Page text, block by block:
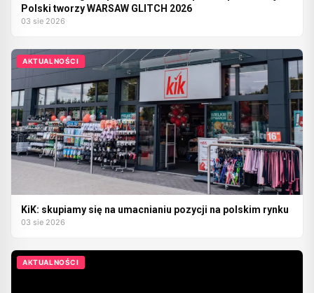
Polski tworzy WARSAW GLITCH 2026
03 sie 2026
AKTUALNOŚCI
KiK: skupiamy się na umacnianiu pozycji na polskim rynku
03 sie 2026
AKTUALNOŚCI